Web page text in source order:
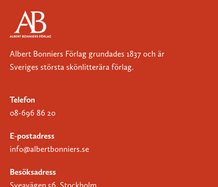
Albert Bonniers Förlag grundades 1837 och är
Sveriges största skönlitterära förlag.
Telefon
08-696 86 20
E-postadress
info@albertbonniers.se
Besöksadress
Sveavägen 56, Stockholm